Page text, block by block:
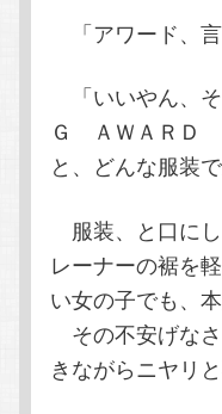
「アワード、
「いいやん、
Ｇ ＡＷＡＲＤ
と、どんな服装
服装、と口に
レーナーの裾を
い女の子でも、
その不安げな
きながらニヤリ